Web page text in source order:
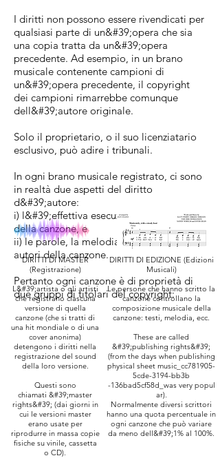
I diritti non possono essere rivendicati per
qualsiasi parte di un&#39;opera che sia
una copia tratta da un&#39;opera
precedente. Ad esempio, in un brano
musicale contenente campioni di
un&#39;opera precedente, il copyright
dei campioni rimarrebbe comunque
dell&#39;autore originale.
Solo il proprietario, o il suo licenziatario
esclusivo, può adire i tribunali.
In ogni brano musicale registrato, ci sono
in realtà due aspetti del diritto
d&#39;autore:
i) l&#39;effettiva esecuzione registrata
della canzone, e
ii) le parole, la melodia ecc. create dagli
autori della canzone.
Pertanto ogni canzone è di proprietà di
due gruppi di titolari del copyright:
DIRITTI DI MASTER
(Registrazione)
L&#39;artista o gli artisti
che registrano ciascuna
versione di quella
canzone (che si tratti di
una hit mondiale o di una
cover anonima)
detengono i diritti nella
registrazione del sound
della loro versione.
Questi sono
chiamati &#39;master
rights&#39; (dai giorni in
cui le versioni master
erano usate per
riprodurre in massa copie
fisiche su vinile, cassetta
o CD).
DIRITTI DI EDIZIONE (Edizioni
Musicali)
Le persone che hanno scritto la
canzone controllano la
composizione musicale della
canzone: testi, melodia, ecc.
These are called
&#39;publishing rights&#39;
(from the days when publishing
physical sheet music_cc781905-
5cde-3194-bb3b
-136bad5cf58d_was very popul
ar).
Normalmente diversi scrittori
hanno una quota percentuale in
ogni canzone che può variare
da meno dell&#39;1% al 100%.